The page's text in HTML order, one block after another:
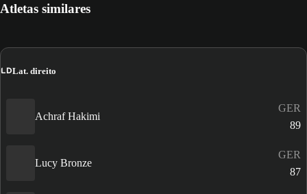
Atletas similares
LDLat. direito
Achraf Hakimi
GER
89
Lucy Bronze
GER
87